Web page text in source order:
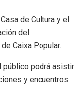
de Cultura y el
del
Caixa Popular.
público podrá asistir
y encuentros